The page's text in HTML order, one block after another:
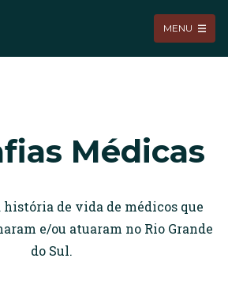
MENU
Médicas
história de vida de médicos que
e/ou atuaram no Rio Grande
do Sul.